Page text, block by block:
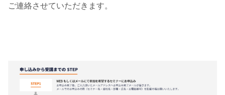
ご連絡させていただきます。